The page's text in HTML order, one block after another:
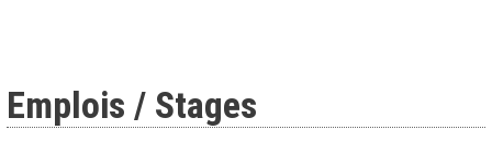
Emplois / Stages